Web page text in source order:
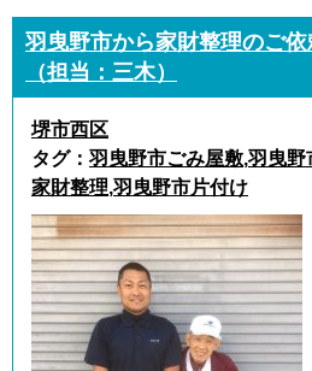
羽曳野市から家財整理のご依
（担当：三木）
堺市西区
タグ： 羽曳野市ごみ屋敷,羽曳野
家財整理,羽曳野市片付け